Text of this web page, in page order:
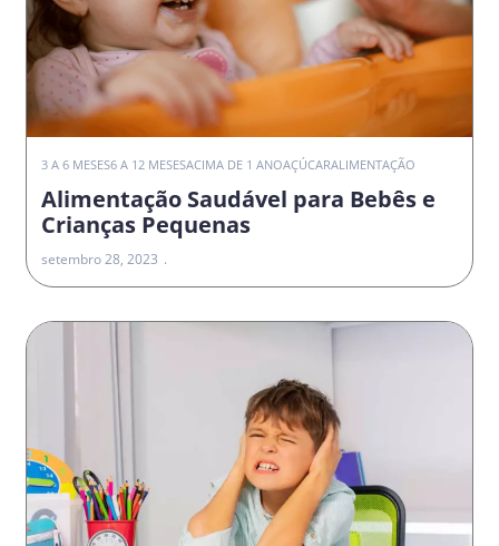
3 A 6 MESES6 A 12 MESESACIMA DE 1 ANOAÇÚCARALIMENTAÇÃO
Alimentação Saudável para Bebês e
Crianças Pequenas
setembro 28, 2023